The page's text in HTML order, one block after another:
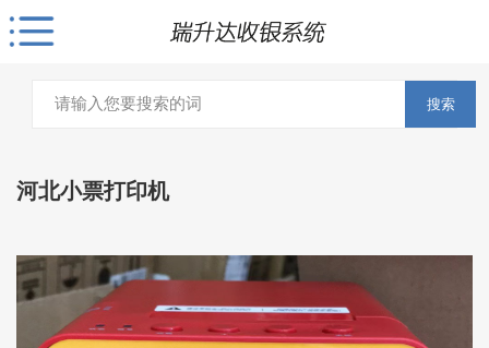
搜索
河北小票打印机